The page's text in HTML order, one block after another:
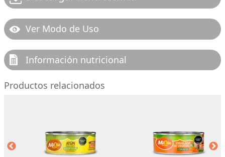
Ver Modo de Uso
Información nutricional
Productos relacionados